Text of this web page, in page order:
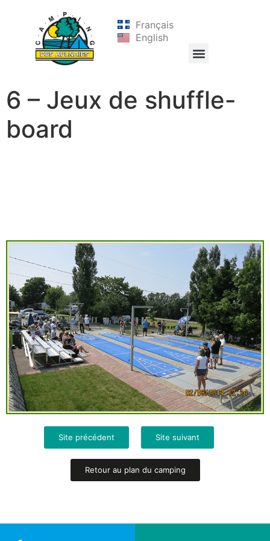
Français
English
6 – Jeux de shuffle-
board
Site précédent Site suivant
Retour au plan du camping